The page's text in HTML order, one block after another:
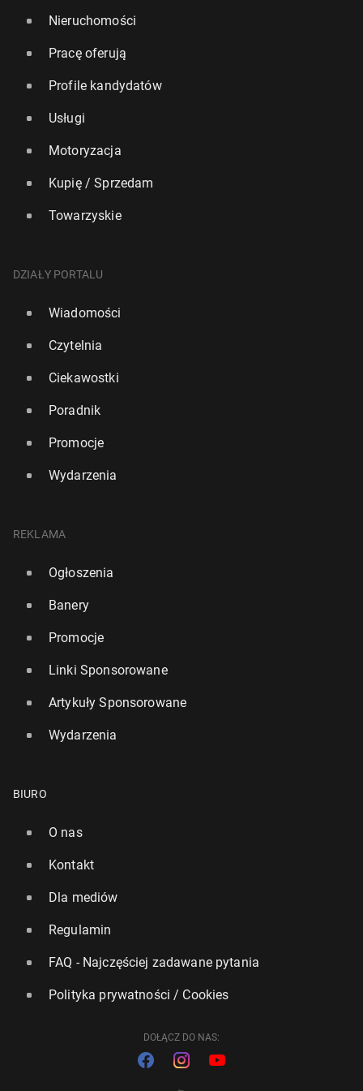
Nieruchomości
Pracę oferują
Profile kandydatów
Usługi
Motoryzacja
Kupię / Sprzedam
Towarzyskie
DZIAŁY PORTALU
Wiadomości
Czytelnia
Ciekawostki
Poradnik
Promocje
Wydarzenia
REKLAMA
Ogłoszenia
Banery
Promocje
Linki Sponsorowane
Artykuły Sponsorowane
Wydarzenia
BIURO
O nas
Kontakt
Dla mediów
Regulamin
FAQ - Najczęściej zadawane pytania
Polityka prywatności / Cookies
DOŁĄCZ DO NAS: